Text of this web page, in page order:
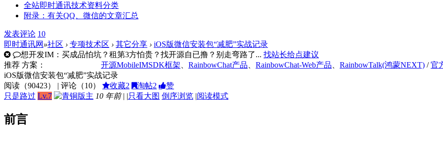
全站即时通讯技术资料分类
附录：有关QQ、微信的文章汇总
发表评论 10
即时通讯网 »社区 › 专项技术区 › 其它分享 › iOS版微信安装包“减肥”实战记录
想开发IM：买成品怕坑？租第3方怕贵？找开源自已撸？别走弯路了... 找站长给点建议
推荐 方案： 开源MobileIMSDK框架 RainbowChat产品 RainbowChat-Web产品 RainbowTalk(鸿蒙NEXT) / 官
iOS版微信安装包“减肥”实战记录
阅读（90423） | 评论（10） 收藏2 淘帖2
赞
只是路过 Lv.7 10 年前 | |只看大图 倒序浏览 |阅读模式
前言